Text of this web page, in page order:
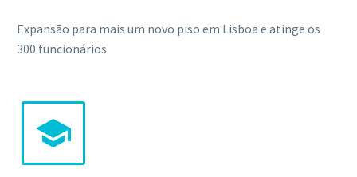
Expansão para mais um novo piso em Lisboa e atinge os
300 funcionários

